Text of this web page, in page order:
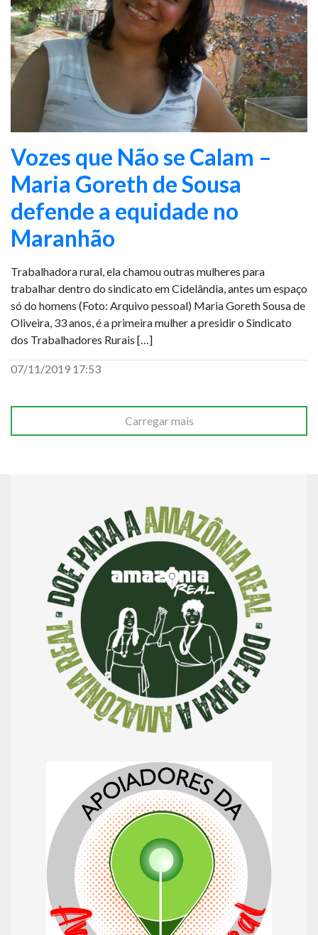
Vozes que Não se Calam –
Maria Goreth de Sousa
defende a equidade no
Maranhão
Trabalhadora rural, ela chamou outras mulheres para
trabalhar dentro do sindicato em Cidelândia, antes um espaço
só do homens (Foto: Arquivo pessoal) Maria Goreth Sousa de
Oliveira, 33 anos, é a primeira mulher a presidir o Sindicato
dos Trabalhadores Rurais […]
07/11/2019 17:53
Carregar mais